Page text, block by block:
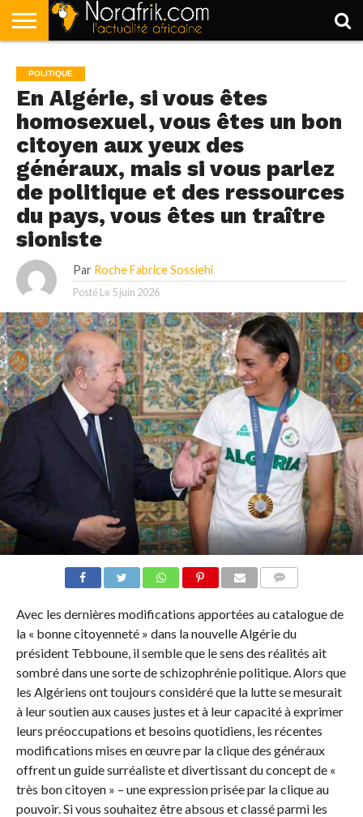
POLITIQUE
SOCIÉTÉ
ECONOMIE
SPORT
LIFESTYLE
POLITIQUE
En Algérie, si vous êtes
homosexuel, vous êtes un bon
citoyen aux yeux des
généraux, mais si vous parlez
de politique et des ressources
du pays, vous êtes un traître
sioniste
Par Roche Fabrice Sossiehi
Posté Le 5 juin 2026
Avec les dernières modifications apportées au catalogue de
la « bonne citoyenneté » dans la nouvelle Algérie du
président Tebboune, il semble que le sens des réalités ait
sombré dans une sorte de schizophrénie politique. Alors que
les Algériens ont toujours considéré que la lutte se mesurait
à leur soutien aux causes justes et à leur capacité à exprimer
leurs préoccupations et besoins quotidiens, les récentes
modifications mises en œuvre par la clique des généraux
offrent un guide surréaliste et divertissant du concept de «
très bon citoyen » – une expression prisée par la clique au
pouvoir. Si vous souhaitez être absous et classé parmi les